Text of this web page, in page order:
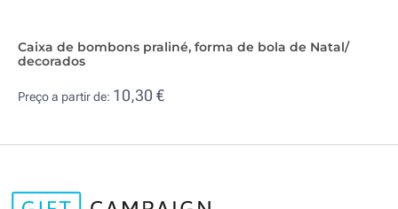
Caixa de bombons praliné, forma de bola de Natal/
decorados
Preço a partir de: 10,30 €